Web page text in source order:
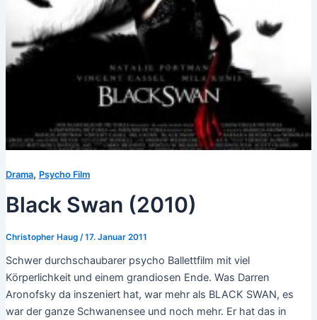
Drama, Psycho Film
Black Swan (2010)
Christopher Haug /17. Januar 2011
Schwer durchschaubarer psycho Ballettfilm mit viel
Körperlichkeit und einem grandiosen Ende. Was Darren
Aronofsky da inszeniert hat, war mehr als BLACK SWAN, es
war der ganze Schwanensee und noch mehr. Er hat das in